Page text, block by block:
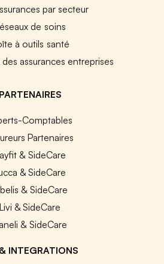
par secteur
de soins
à outils santé
assurances entreprises
PARTENAIRES
Comptables
Partenaires
& SideCare
& SideCare
& SideCare
Livi & SideCare
& SideCare
INTEGRATIONS